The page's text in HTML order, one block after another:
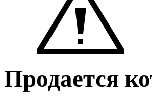
Продается